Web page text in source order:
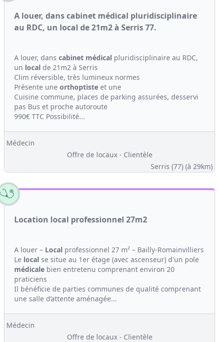
A louer, dans cabinet médical pluridisciplinaire
au RDC, un local de 21m2 à Serris 77.
A louer, dans cabinet médical pluridisciplinaire au RDC,
un local de 21m2 à Serris
Clim réversible, très lumineux normes
Présente une orthoptiste et une
Cuisine commune, places de parking assurées, desservi
pas Bus et proche autoroute
990€ TTC Possibilité...
Médecin
Offre de locaux - Clientèle
Serris (77) (à 29km)
Location local professionnel 27m2
A louer – Local professionnel 27 m² – Bailly-Romainvilliers
Le local se situe au 1er étage (avec ascenseur) d'un pole
médicale bien entretenu comprenant environ 20
praticiens
Il bénéficie de parties communes de qualité comprenant
une salle d’attente aménagée...
Médecin
Offre de locaux - Clientèle